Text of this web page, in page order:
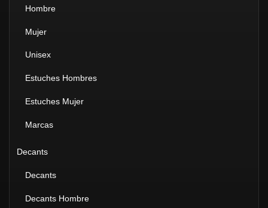
Hombre
Mujer
Unisex
Estuches Hombres
Estuches Mujer
Marcas
Decants
Decants
Decants Hombre